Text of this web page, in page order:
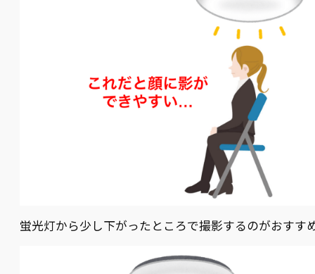
蛍光灯から少し下がったところで撮影するのがおすす